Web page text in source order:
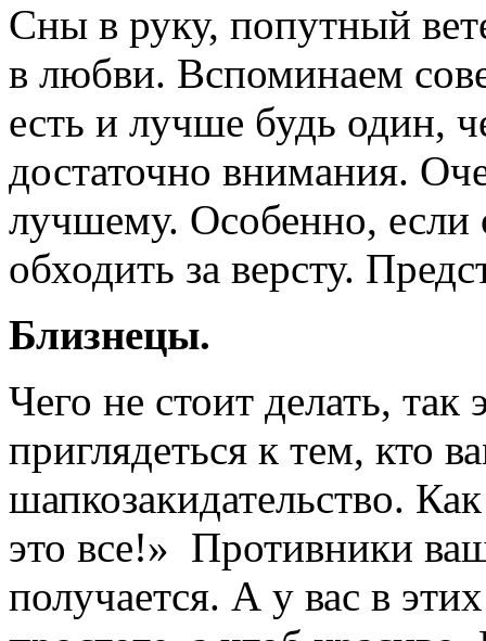
Сны в руку, попутный
в любви. Вспоминаем
есть и лучше будь один,
достаточно внимания.
лучшему. Особенно, если
обходить за версту.
Близнецы.
Чего не стоит делать,
приглядеться к тем, кто
шапкозакидательство.
это все!» Противники
получается. А у вас в